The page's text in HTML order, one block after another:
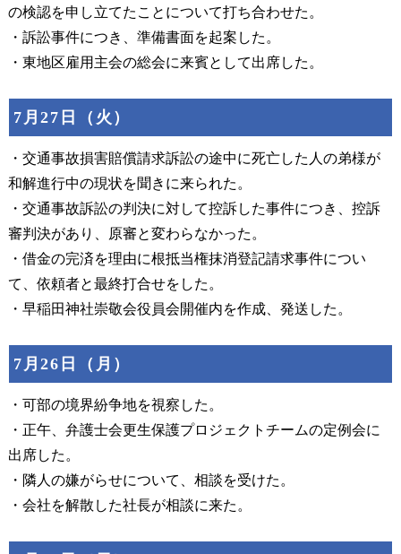
の検認を申し立てたことについて打ち合わせた。
・訴訟事件につき、準備書面を起案した。
・東地区雇用主会の総会に来賓として出席した。
7月27日（火）
・交通事故損害賠償請求訴訟の途中に死亡した人の弟様が
和解進行中の現状を聞きに来られた。
・交通事故訴訟の判決に対して控訴した事件につき、控訴
審判決があり、原審と変わらなかった。
・借金の完済を理由に根抵当権抹消登記請求事件につい
て、依頼者と最終打合せをした。
・早稲田神社崇敬会役員会開催内を作成、発送した。
7月26日（月）
・可部の境界紛争地を視察した。
・正午、弁護士会更生保護プロジェクトチームの定例会に
出席した。
・隣人の嫌がらせについて、相談を受けた。
・会社を解散した社長が相談に来た。